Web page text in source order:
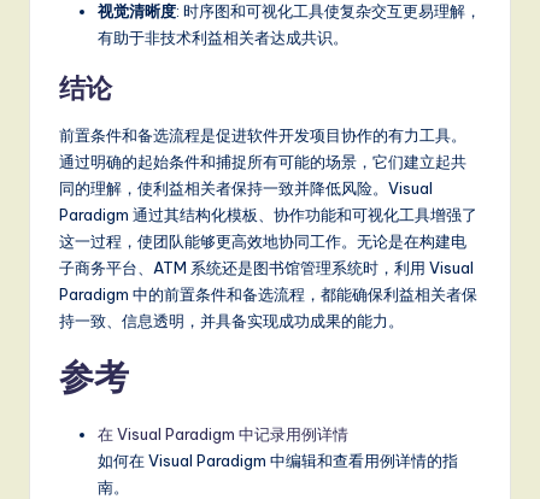
视觉清晰度: 时序图和可视化工具使复杂交互更易理解，
有助于非技术利益相关者达成共识。
结论
前置条件和备选流程是促进软件开发项目协作的有力工具。
通过明确的起始条件和捕捉所有可能的场景，它们建立起共
同的理解，使利益相关者保持一致并降低风险。Visual
Paradigm 通过其结构化模板、协作功能和可视化工具增强了
这一过程，使团队能够更高效地协同工作。无论是在构建电
子商务平台、ATM 系统还是图书馆管理系统时，利用 Visual
Paradigm 中的前置条件和备选流程，都能确保利益相关者保
持一致、信息透明，并具备实现成功成果的能力。
参考
在 Visual Paradigm 中记录用例详情
如何在 Visual Paradigm 中编辑和查看用例详情的指
南。